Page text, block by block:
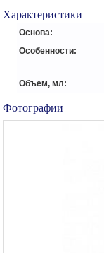
Характеристики
Основа:
Особенности:
Объем, мл:
Фотографии